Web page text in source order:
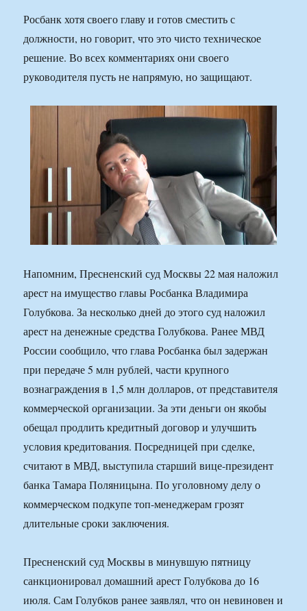
Росбанк хотя своего главу и готов сместить с
должности, но говорит, что это чисто техническое
решение. Во всех комментариях они своего
руководителя пусть не напрямую, но защищают.
Напомним, Пресненский суд Москвы 22 мая наложил
арест на имущество главы Росбанка Владимира
Голубкова. За несколько дней до этого суд наложил
арест на денежные средства Голубкова. Ранее МВД
России сообщило, что глава Росбанка был задержан
при передаче 5 млн рублей, части крупного
вознаграждения в 1,5 млн долларов, от представителя
коммерческой организации. За эти деньги он якобы
обещал продлить кредитный договор и улучшить
условия кредитования. Посредницей при сделке,
считают в МВД, выступила старший вице-президент
банка Тамара Поляницына. По уголовному делу о
коммерческом подкупе топ-менеджерам грозят
длительные сроки заключения.
Пресненский суд Москвы в минувшую пятницу
санкционировал домашний арест Голубкова до 16
июля. Сам Голубков ранее заявлял, что он невиновен и